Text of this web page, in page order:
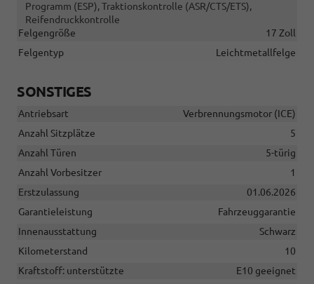
Programm (ESP), Traktionskontrolle (ASR/CTS/ETS),
Reifendruckkontrolle
Felgengröße
17 Zoll
Felgentyp
Leichtmetallfelge
SONSTIGES
Antriebsart
Verbrennungsmotor (ICE)
Anzahl Sitzplätze
5
Anzahl Türen
5-türig
Anzahl Vorbesitzer
1
Erstzulassung
01.06.2026
Garantieleistung
Fahrzeuggarantie
Innenausstattung
Schwarz
Kilometerstand
10
Kraftstoff: unterstützte
E10 geeignet